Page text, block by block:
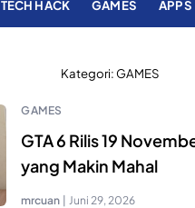
TECH HACK GAMES APPS
Kategori: GAMES
GAMES
GTA 6 Rilis 19
yang Makin Mahal
mrcuan | Juni 29, 2026